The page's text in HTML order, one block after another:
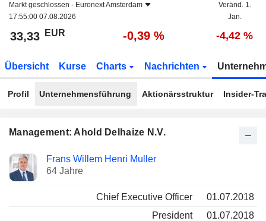
Markt geschlossen - Euronext Amsterdam
17:55:00 07.08.2026
Veränd. 1.
Jan.
33,33 EUR -0,39 % -4,42 %
Übersicht Kurse Charts Nachrichten
Profil Unternehmensführung Aktionärsstruktur Insider-
Management: Ahold Delhaize N.V.
Manager
Besetzte
Positionen
Frans Willem Henri Muller
64 Jahre
Chief Executive Officer
01.07.2018
President
01.07.2018